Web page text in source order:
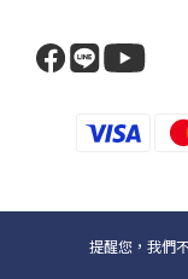
提醒您，我們